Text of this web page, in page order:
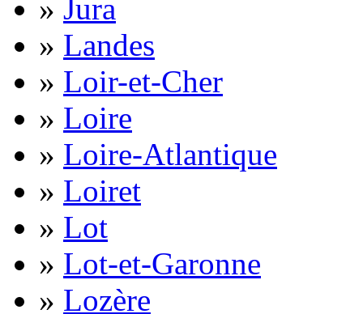
» Jura
» Landes
» Loir-et-Cher
» Loire
» Loire-Atlantique
» Loiret
» Lot
» Lot-et-Garonne
» Lozère